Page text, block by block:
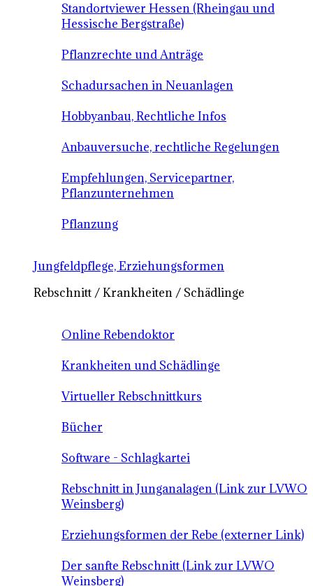
Standortviewer Hessen (Rheingau und
Hessische Bergstraße)
Pflanzrechte und Anträge
Schadursachen in Neuanlagen
Hobbyanbau, Rechtliche Infos
Anbauversuche, rechtliche Regelungen
Empfehlungen, Servicepartner,
Pflanzunternehmen
Pflanzung
Jungfeldpflege, Erziehungsformen
Rebschnitt / Krankheiten / Schädlinge
Online Rebendoktor
Krankheiten und Schädlinge
Virtueller Rebschnittkurs
Bücher
Software - Schlagkartei
Rebschnitt in Junganalagen (Link zur LVWO
Weinsberg)
Erziehungsformen der Rebe (externer Link)
Der sanfte Rebschnitt (Link zur LVWO
Weinsberg)